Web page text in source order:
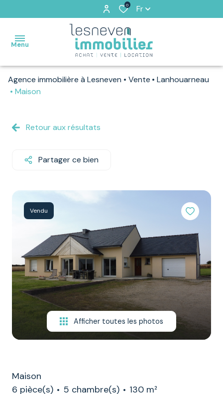
0 Fr
Menu
ACCUEIL
VENDUS
NOS
LOCATIONS
ESTIMATION
ÉQUIPE
CONTACT
Agence immobilière à Lesneven Vente
Lanhouarneau
Maison
Retour aux résultats
Partager ce bien
Vendu
Afficher toutes les photos
Maison
6 pièce(s)
5 chambre(s)
130 m²